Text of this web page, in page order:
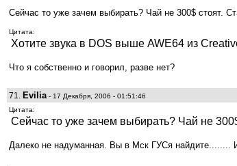
Сейчас то уже зачем выбирать? Чай не 300$ стоят.
Цитата:
Хотите звука в DOS выше AWE64 из
Что я собственно и говорил, разве нет?
71. Evilia - 17 Декабря, 2006 - 01:51:46
Цитата:
Сейчас то уже зачем выбирать? Чай не
Далеко не надуманная. Вы в Мск ГУСя